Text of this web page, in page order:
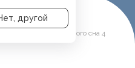
другой
- 4 часа (ВЭЭГ ночного сна 4